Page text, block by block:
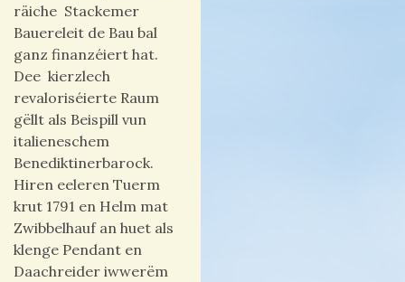
räiche Stackemer
Bauereleit de Bau bal
ganz finanzéiert hat.
Dee kierzlech
revaloriséierte Raum
gëllt als Beispill vun
italieneschem
Benediktinerbarock.
Hiren eeleren Tuerm
krut 1791 en Helm mat
Zwibbelhauf an huet als
klenge Pendant en
Daachreider iwwerëm